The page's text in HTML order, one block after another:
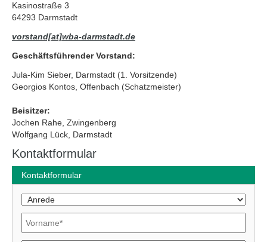
Kasinostraße 3
64293 Darmstadt
vorstand[at]wba-darmstadt.de
Geschäftsführender Vorstand:
Jula-Kim Sieber, Darmstadt (1. Vorsitzende)
Georgios Kontos, Offenbach (Schatzmeister)
Beisitzer:
Jochen Rahe, Zwingenberg
Wolfgang Lück, Darmstadt
Kontaktformular
Kontaktformular